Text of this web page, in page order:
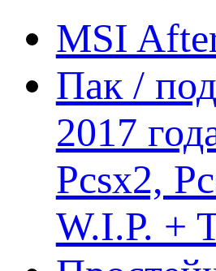
MSI
Пак /
2017
Pcsx2,
W.I.P. +